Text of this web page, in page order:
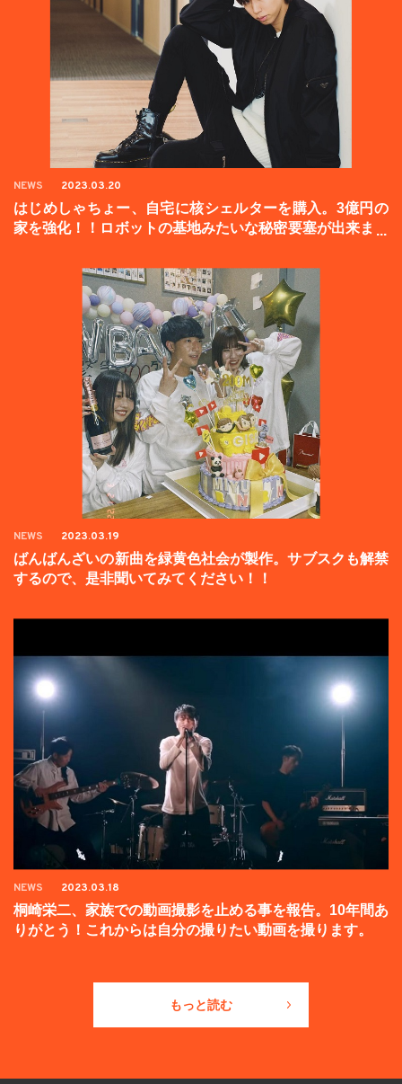
NEWS 2023.03.20
はじめしゃちょー、自宅に核シェルターを購入。3億円の
家を強化！！ロボットの基地みたいな秘密要塞が出来まし
NEWS 2023.03.19
ばんばんざいの新曲を緑黄色社会が製作。サブスクも解禁
するので、是非聞いてみてください！！
NEWS 2023.03.18
桐崎栄二、家族での動画撮影を止める事を報告。10年間あ
りがとう！これからは自分の撮りたい動画を撮ります。
もっと読む